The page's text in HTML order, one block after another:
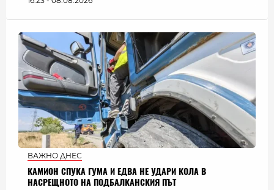
ВАЖНО ДНЕС
КАМИОН СПУКА ГУМА И ЕДВА НЕ УДАРИ КОЛА В
НАСРЕЩНОТО НА ПОДБАЛКАНСКИЯ ПЪТ